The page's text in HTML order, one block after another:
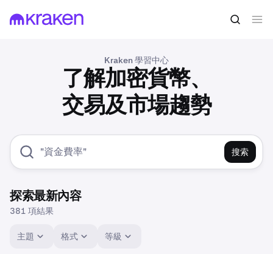
Kraken 學習中心
了解加密貨幣、
交易及市場趨勢
搜索
探索最新內容
381 項結果
主題 格式 等級